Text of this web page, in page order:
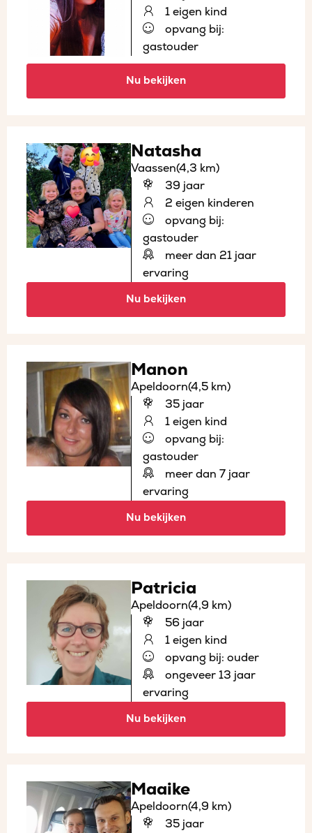
1 eigen kind
opvang bij:
gastouder
Nu bekijken
Natasha
Vaassen(4,3 km)
39 jaar
2 eigen kinderen
opvang bij:
gastouder
meer dan 21 jaar
ervaring
Nu bekijken
Manon
Apeldoorn(4,5 km)
35 jaar
1 eigen kind
opvang bij:
gastouder
meer dan 7 jaar
ervaring
Nu bekijken
Patricia
Apeldoorn(4,9 km)
56 jaar
1 eigen kind
opvang bij: ouder
ongeveer 13 jaar
ervaring
Nu bekijken
Maaike
Apeldoorn(4,9 km)
35 jaar